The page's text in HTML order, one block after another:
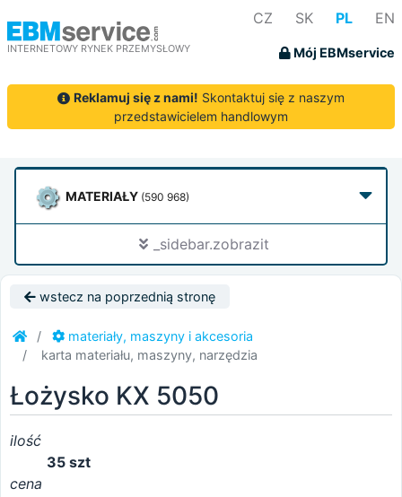
INTERNETOWY RYNEK PRZEMYSŁOWY
CZ SK PL EN
Mój EBMservice
Reklamuj się z nami! Skontaktuj się z naszym
przedstawicielem handlowym
MATERIAŁY (590 968)
_sidebar.zobrazit
wstecz na poprzednią stronę
materiały, maszyny i akcesoria
karta materiału, maszyny, narzędzia
Łożysko KX 5050
ilość
35 szt
cena